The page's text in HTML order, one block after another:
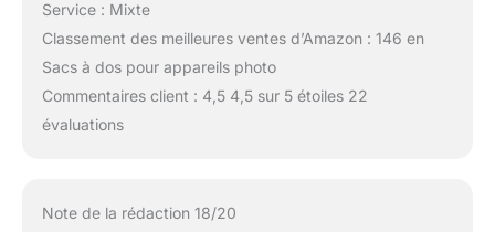
Service : Mixte
Classement des meilleures ventes d’Amazon : 146 en
Sacs à dos pour appareils photo
Commentaires client : 4,5 4,5 sur 5 étoiles 22
évaluations
Note de la rédaction 18/20